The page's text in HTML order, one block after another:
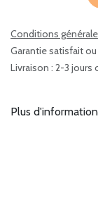
Conditions
Garantie satisfait
Livraison : 2-3 jours
Plus